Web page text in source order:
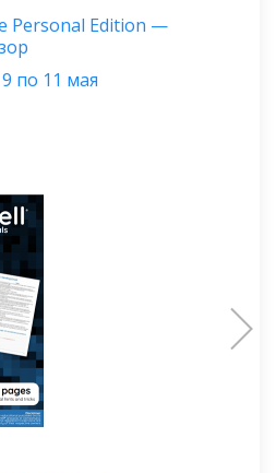
Personal Edition —
по 11 мая